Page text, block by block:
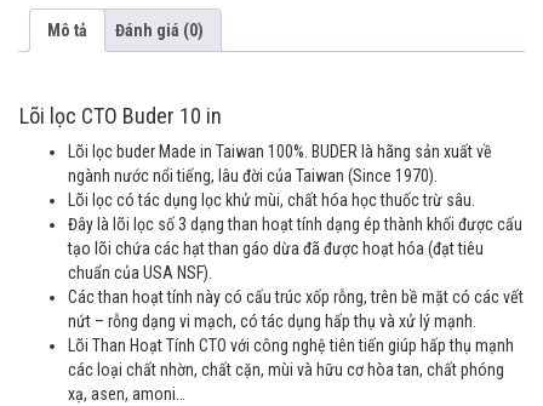
Mô tả Đánh giá (0)
Lõi lọc CTO Buder 10 in
Lõi lọc buder Made in Taiwan 100%. BUDER là hãng sản xuất về
ngành nước nổi tiếng, lâu đời của Taiwan (Since 1970).
Lõi lọc có tác dụng lọc khử mùi, chất hóa học thuốc trừ sâu.
Đây là lõi lọc số 3 dạng than hoạt tính dạng ép thành khối được cấu
tạo lõi chứa các hạt than gáo dừa đã được hoạt hóa (đạt tiêu
chuẩn của USA NSF).
Các than hoạt tính này có cấu trúc xốp rỗng, trên bề mặt có các vết
nứt – rỗng dạng vi mạch, có tác dụng hấp thụ và xử lý mạnh.
Lõi Than Hoạt Tính CTO với công nghệ tiên tiến giúp hấp thụ mạnh
các loại chất nhờn, chất cặn, mùi và hữu cơ hòa tan, chất phóng
xạ, asen, amoni…